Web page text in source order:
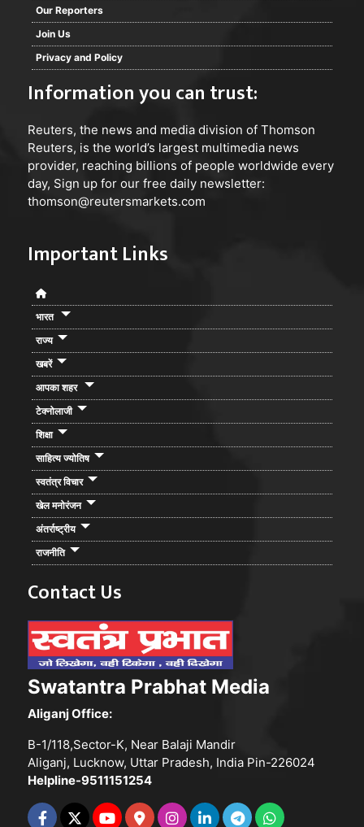
Our Reporters
Join Us
Privacy and Policy
Information you can trust:
Reuters, the news and media division of Thomson
Reuters, is the world’s largest multimedia news
provider, reaching billions of people worldwide every
day, Sign up for our free daily newsletter:
thomson@reutersmarkets.com
Important Links
भारत
राज्य
खबरें
आपका शहर
टेक्नोलाजी
शिक्षा
साहित्य ज्योतिष
स्वतंत्र विचार
खेल मनोरंजन
अंतर्राष्ट्रीय
राजनीति
Contact Us
Swatantra Prabhat Media
Aliganj Office:
B-1/118,Sector-K, Near Balaji Mandir
Aliganj, Lucknow, Uttar Pradesh, India Pin-226024
Helpline-9511151254